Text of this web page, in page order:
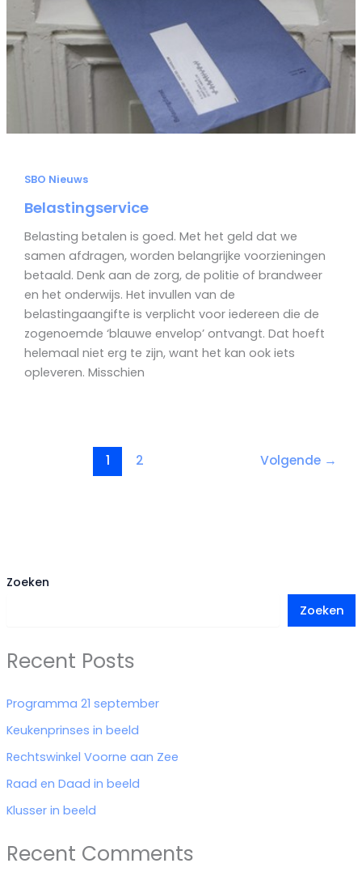
Zoeken
Zoeken
Recent Posts
Programma 21 september
Keukenprinses in beeld
Rechtswinkel Voorne aan Zee
Raad en Daad in beeld
Klusser in beeld
Recent Comments
SBO Nieuws
Belastingservice
Belasting betalen is goed. Met het geld dat we
samen afdragen, worden belangrijke voorzieningen
betaald. Denk aan de zorg, de politie of brandweer
en het onderwijs. Het invullen van de
belastingaangifte is verplicht voor iedereen die de
zogenoemde ‘blauwe envelop’ ontvangt. Dat hoeft
helemaal niet erg te zijn, want het kan ook iets
opleveren. Misschien
1 2 Volgende →